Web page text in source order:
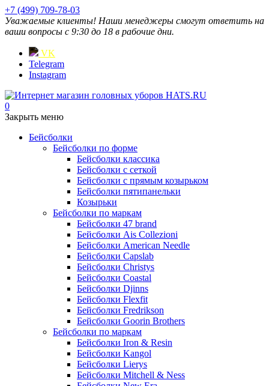
+7 (499) 709-78-03
Уважаемые клиенты! Наши менеджеры смогут ответить на
ваши вопросы с 9:30 до 18 в рабочие дни.
VK
Telegram
Instagram
0
Закрыть меню
Бейсболки
Бейсболки по форме
Бейсболки классика
Бейсболки с сеткой
Бейсболки с прямым козырьком
Бейсболки пятипанельки
Козырьки
Бейсболки по маркам
Бейсболки 47 brand
Бейсболки Ais Collezioni
Бейсболки American Needle
Бейсболки Capslab
Бейсболки Christys
Бейсболки Coastal
Бейсболки Djinns
Бейсболки Flexfit
Бейсболки Fredrikson
Бейсболки Goorin Brothers
Бейсболки по маркам
Бейсболки Iron & Resin
Бейсболки Kangol
Бейсболки Lierys
Бейсболки Mitchell & Ness